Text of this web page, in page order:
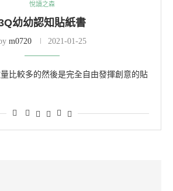
悅讀之森
幼幼認知貼紙書
m0720 2021-01-25
比較多的然後是完全自由發揮創意的貼